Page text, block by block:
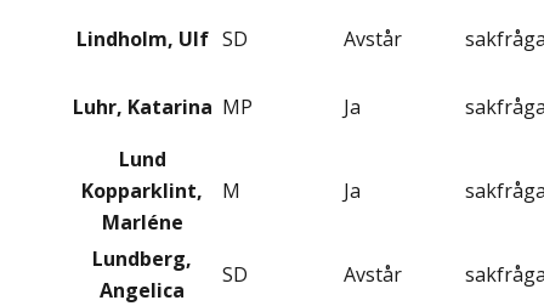
Lindholm, Ulf SD Avstår
Luhr, Katarina MP Ja
Lund
Kopparklint,
Marléne
M Ja
Lundberg,
Angelica
SD Avstår